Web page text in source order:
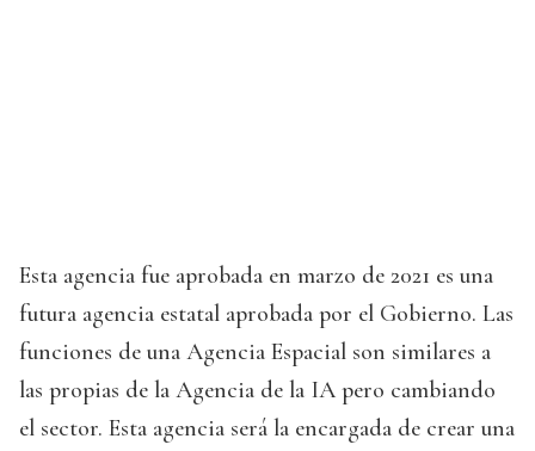
Esta agencia fue aprobada en marzo de 2021 es una
futura agencia estatal aprobada por el Gobierno. Las
funciones de una Agencia Espacial son similares a
las propias de la Agencia de la IA pero cambiando
el sector. Esta agencia será la encargada de crear una